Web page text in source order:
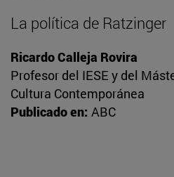
La política de Ratzinger
Ricardo Calleja Rovira
Profesor del IESE y del
Cultura Contemporánea
Publicado en: ABC